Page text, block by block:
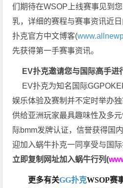
们期待在WSOP上线赛事见到
乳，详细的赛程与赛事资讯近
扑克官方中文博客(
先获得第一手赛事资讯。
EV扑克邀请您与国际高手进
EV扑克为知名国际
娱乐体验及赛制并不定时举办
供给亚洲玩家最具趣味性及多
际bmm发牌认证，信誉获得国
迎加入蜗牛扑克一同享受与国际
立即复制网址加入蜗牛行列(
更多有关GG扑克WSOP赛